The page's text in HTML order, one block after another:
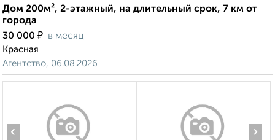
Дом 200м², 2-этажный, на длительный срок, 7 км от
города
30 000 ₽ в месяц
Красная
Агентство, 06.08.2026
‹ ›